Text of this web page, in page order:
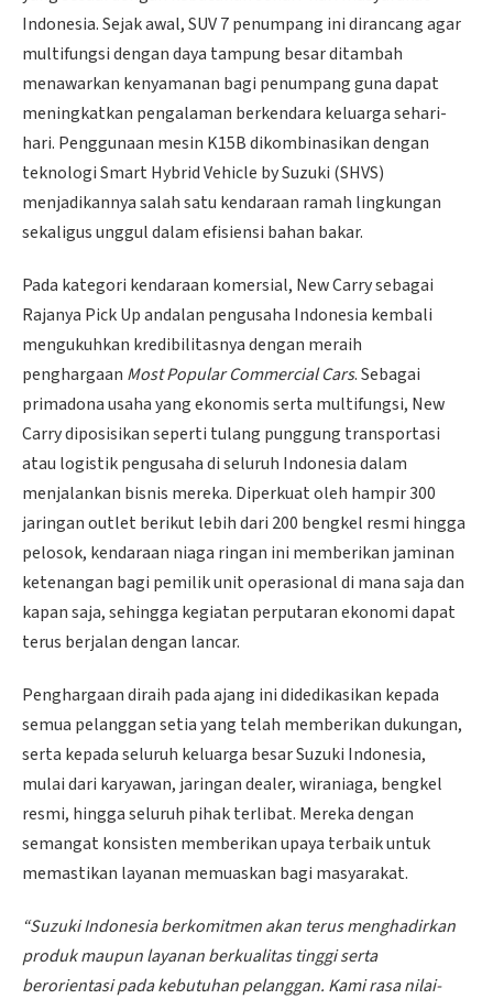
Indonesia. Sejak awal, SUV 7 penumpang ini dirancang agar
multifungsi dengan daya tampung besar ditambah
menawarkan kenyamanan bagi penumpang guna dapat
meningkatkan pengalaman berkendara keluarga sehari-
hari. Penggunaan mesin K15B dikombinasikan dengan
teknologi Smart Hybrid Vehicle by Suzuki (SHVS)
menjadikannya salah satu kendaraan ramah lingkungan
sekaligus unggul dalam efisiensi bahan bakar.
Pada kategori kendaraan komersial, New Carry sebagai
Rajanya Pick Up andalan pengusaha Indonesia kembali
mengukuhkan kredibilitasnya dengan meraih
penghargaan Most Popular Commercial Cars. Sebagai
primadona usaha yang ekonomis serta multifungsi, New
Carry diposisikan seperti tulang punggung transportasi
atau logistik pengusaha di seluruh Indonesia dalam
menjalankan bisnis mereka. Diperkuat oleh hampir 300
jaringan outlet berikut lebih dari 200 bengkel resmi hingga
pelosok, kendaraan niaga ringan ini memberikan jaminan
ketenangan bagi pemilik unit operasional di mana saja dan
kapan saja, sehingga kegiatan perputaran ekonomi dapat
terus berjalan dengan lancar.
Penghargaan diraih pada ajang ini didedikasikan kepada
semua pelanggan setia yang telah memberikan dukungan,
serta kepada seluruh keluarga besar Suzuki Indonesia,
mulai dari karyawan, jaringan dealer, wiraniaga, bengkel
resmi, hingga seluruh pihak terlibat. Mereka dengan
semangat konsisten memberikan upaya terbaik untuk
memastikan layanan memuaskan bagi masyarakat.
“Suzuki Indonesia berkomitmen akan terus menghadirkan
produk maupun layanan berkualitas tinggi serta
berorientasi pada kebutuhan pelanggan. Kami rasa nilai-